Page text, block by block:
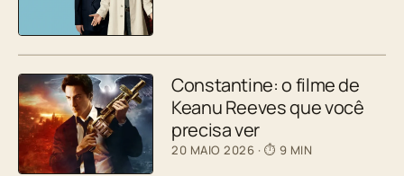
Constantine: o filme de
Keanu Reeves que você
precisa ver
20 MAIO 2026 · ⏱ 9 MIN